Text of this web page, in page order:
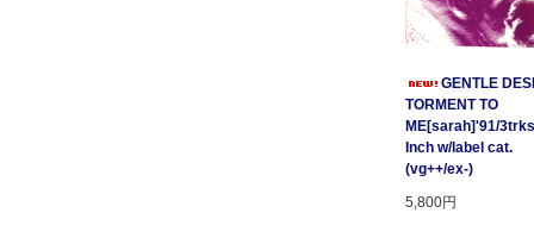
GENTLE
TORMENT TO
ME[sarah]'91/
Inch w/label cat.
(vg++/ex-)
5,800円